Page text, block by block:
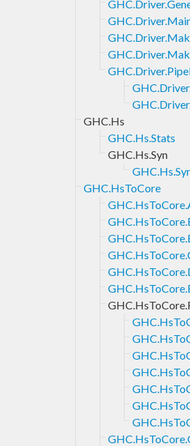
GHC.Hs
GHC.Hs.Stats
GHC.Hs.Syn
GHC.HsToCore